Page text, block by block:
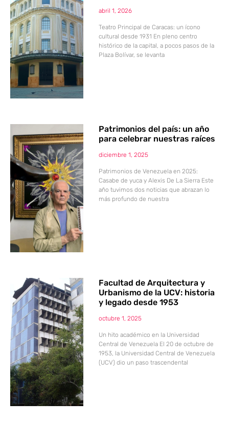
abril 1, 2026
Teatro Principal de Caracas: un ícono
cultural desde 1931 En pleno centro
histórico de la capital, a pocos pasos de la
Plaza Bolívar, se levanta
Patrimonios del país: un año
para celebrar nuestras raíces
diciembre 1, 2025
Patrimonios de Venezuela en 2025:
Casabe de yuca y Alexis De La Sierra Este
año tuvimos dos noticias que abrazan lo
más profundo de nuestra
Facultad de Arquitectura y
Urbanismo de la UCV: historia
y legado desde 1953
octubre 1, 2025
Un hito académico en la Universidad
Central de Venezuela El 20 de octubre de
1953, la Universidad Central de Venezuela
(UCV) dio un paso trascendental